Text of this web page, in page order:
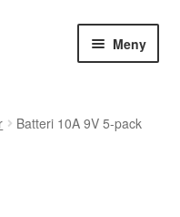
Meny
Batteri 10A 9V 5-pack